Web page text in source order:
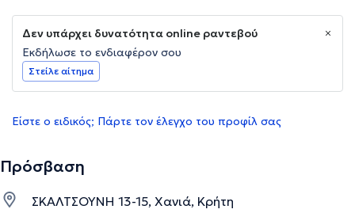
Δεν υπάρχει δυνατότητα online ραντεβού
Εκδήλωσε το ενδιαφέρον σου
Στείλε αίτημα
Είστε ο ειδικός; Πάρτε τον έλεγχο του προφίλ σας
Πρόσβαση
ΣΚΑΛΤΣΟΥΝΗ 13-15, Χανιά, Κρήτη